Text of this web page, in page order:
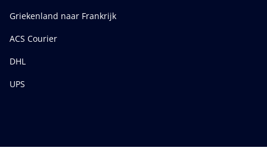
Griekenland naar Frankrijk
ACS Courier
DHL
UPS